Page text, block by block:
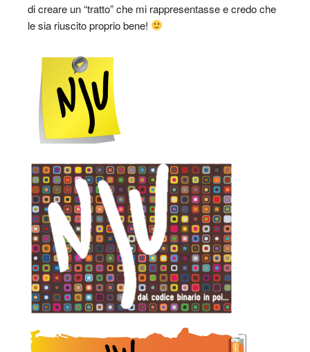
di creare un “tratto” che mi rappresentasse e credo che
le sia riuscito proprio bene!